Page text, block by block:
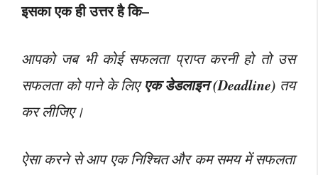
इसका एक ही उत्तर है कि–
आपको जब भी कोई सफलता प्राप्त करनी हो तो उस
सफलता को पाने के लिएएक डेडलाइन (Deadline) तय
कर लीजिए।
ऐसा करने से आप एक निश्चित और कम समय में सफलता